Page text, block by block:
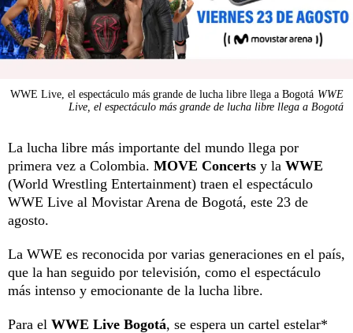
WWE Live, el espectáculo más grande de lucha libre llega a Bogotá WWE
Live, el espectáculo más grande de lucha libre llega a Bogotá
La lucha libre más importante del mundo llega por
primera vez a Colombia. MOVE Concerts y la WWE
(World Wrestling Entertainment) traen el espectáculo
WWE Live al Movistar Arena de Bogotá, este 23 de
agosto.
La WWE es reconocida por varias generaciones en el país,
que la han seguido por televisión, como el espectáculo
más intenso y emocionante de la lucha libre.
Para el WWE Live Bogotá, se espera un cartel estelar*